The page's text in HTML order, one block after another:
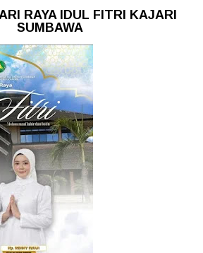
RAYA IDUL FITRI KAJARI
SUMBAWA